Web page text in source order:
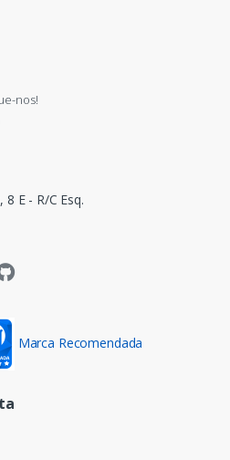
nos!
E - R/C Esq.
Marca Recomendada